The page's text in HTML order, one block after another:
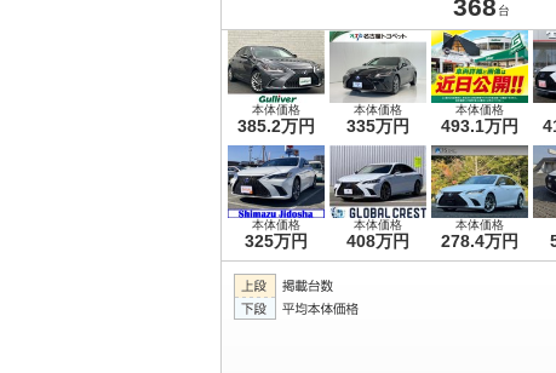
368 台
本体価格
385.2万円
本体価格
335万円
本体価格
493.1万円
本体価格
325万円
本体価格
408万円
本体価格
278.4万円